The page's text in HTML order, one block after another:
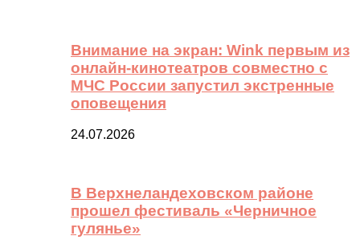
Внимание на экран: Wink первым из
онлайн-кинотеатров совместно с
МЧС России запустил экстренные
оповещения
24.07.2026
В Верхнеландеховском районе
прошел фестиваль «Черничное
гулянье»